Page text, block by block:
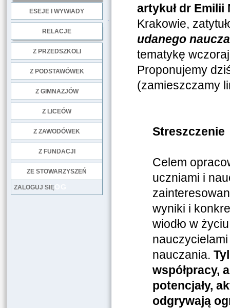
ESEJE I WYWIADY
RELACJE
Z PRZEDSZKOLI
Z PODSTAWÓWEK
Z GIMNAZJÓW
Z LICEÓW
Z ZAWODÓWEK
Z FUNDACJI
ZE STOWARZYSZEŃ
LOG
ZALOGUJ SIĘ
artykuł dr Emilii
Krakowie,
udanego
tematykę
Proponujemy
(zamieszczamy
Streszczenie
Celem
uczniami i
wyniki i
wiodło w
nauczania.
współpracy,
potencjały,
odgrywają